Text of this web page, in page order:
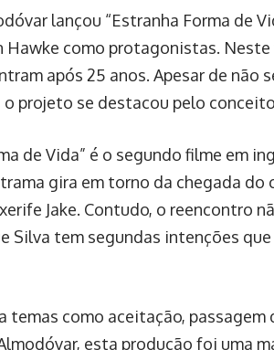
lançou “Estranha Forma de
Hawke como protagonistas.
após 25 anos. Apesar de não
o projeto se destacou pelo
de Vida” é o segundo filme em
gira em torno da chegada do
Jake. Contudo, o reencontro
Silva tem segundas intenções
temas como aceitação,
esta produção foi uma